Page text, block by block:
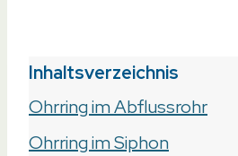
Inhaltsverzeichnis
Ohrring im Abflussrohr
Ohrring im Siphon